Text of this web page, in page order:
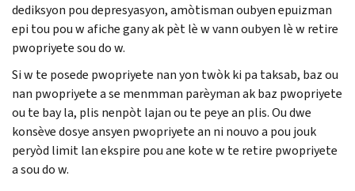
dediksyon pou depresyasyon, amòtisman oubyen epuizman
epi tou pou w afiche gany ak pèt lè w vann oubyen lè w retire
pwopriyete sou do w.
Si w te posede pwopriyete nan yon twòk ki pa taksab, baz ou
nan pwopriyete a se menmman parèyman ak baz pwopriyete
ou te bay la, plis nenpòt lajan ou te peye an plis. Ou dwe
konsève dosye ansyen pwopriyete an ni nouvo a pou jouk
peryòd limit lan ekspire pou ane kote w te retire pwopriyete
a sou do w.